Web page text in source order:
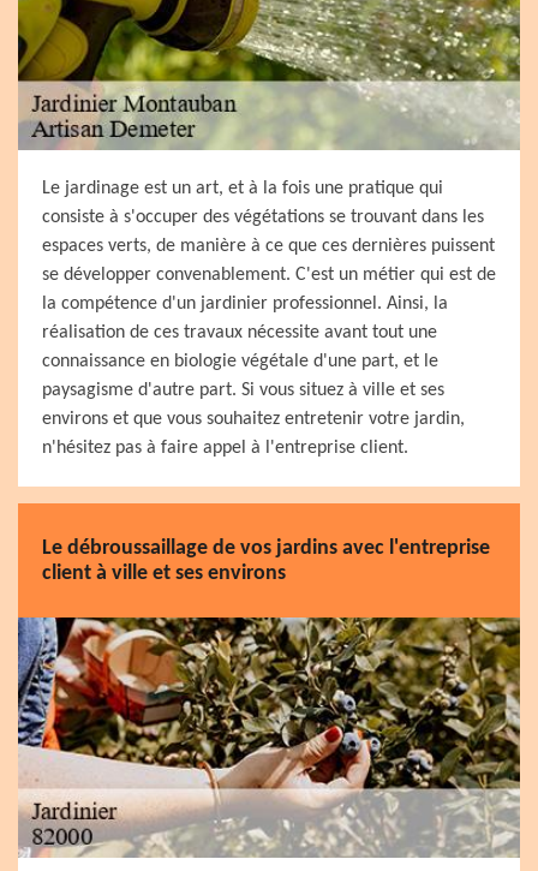
Le jardinage est un art, et à la fois une pratique qui
consiste à s'occuper des végétations se trouvant dans les
espaces verts, de manière à ce que ces dernières puissent
se développer convenablement. C'est un métier qui est de
la compétence d'un jardinier professionnel. Ainsi, la
réalisation de ces travaux nécessite avant tout une
connaissance en biologie végétale d'une part, et le
paysagisme d'autre part. Si vous situez à ville et ses
environs et que vous souhaitez entretenir votre jardin,
n'hésitez pas à faire appel à l'entreprise client.
Le débroussaillage de vos jardins avec l'entreprise
client à ville et ses environs